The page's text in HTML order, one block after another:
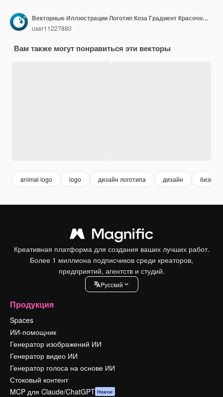
Векторные Иллюстрации Логотип Коза Градиент Красочный Стиль
user11227880
Вам также могут понравиться эти векторы
animal logo logo дизайн логотипа дизайн бизнес
Креативная платформа для создания ваших лучших работ.
Более 1 миллиона подписчиков среди креаторов,
предприятий, агентств и студий.
Pусский
Продукция
Spaces
ИИ-помощник
Генератор изображений ИИ
Генератор видео ИИ
Генератор голоса на основе ИИ
Стоковый контент
MCP для Claude/ChatGPT Новое